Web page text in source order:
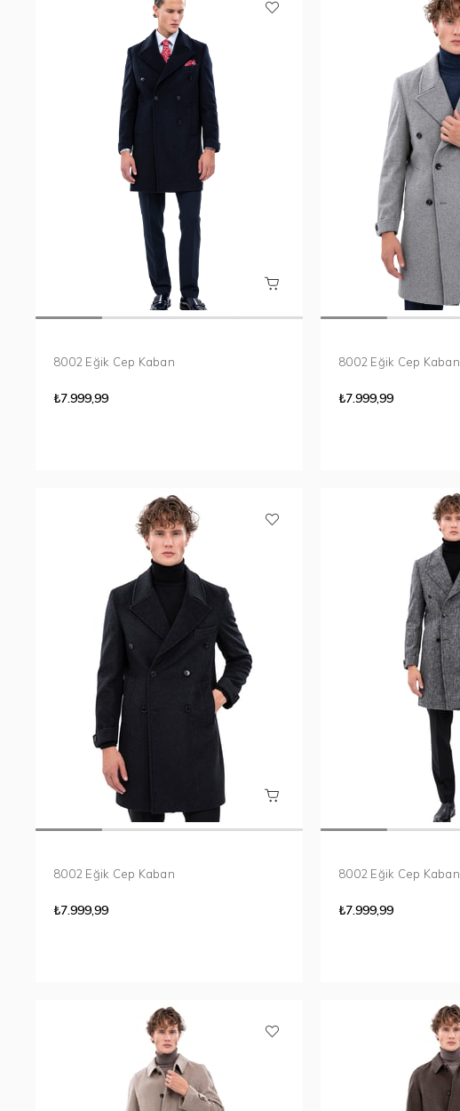
8002 Eğik Cep Kaban
₺7.999,99
8002 Eğik Cep Kaban
₺7.999,99
8002 Eğik Cep Kaban
₺7.999,99
8002 Eğik Cep Kaban
₺7.999,99